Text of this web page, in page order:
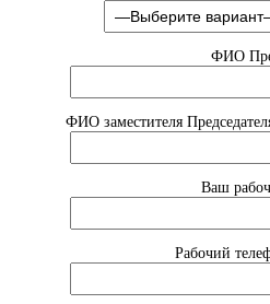
ФИО
ФИО заместителя
Ваш
Рабочий